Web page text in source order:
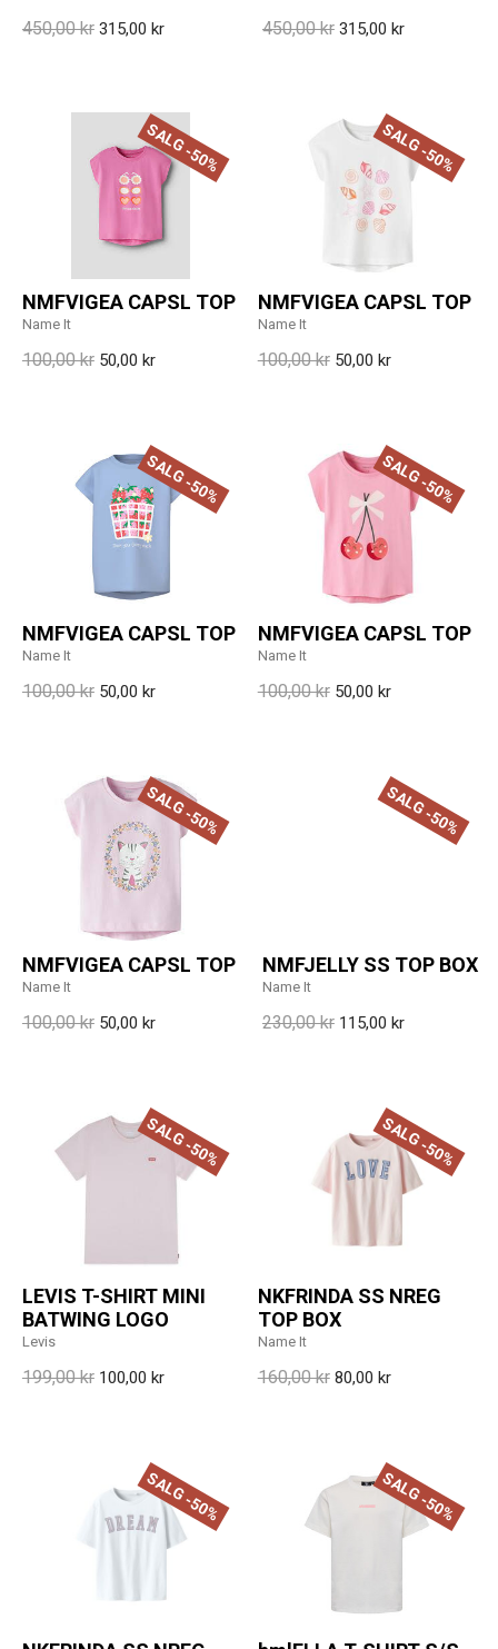
450,00 kr 315,00 kr 450,00 kr 315,00 kr
NMFVIGEA CAPSL TOP
Name It
100,00 kr 50,00 kr
SALG -50%
NMFVIGEA CAPSL TOP
Name It
100,00 kr 50,00 kr
SALG -50%
NMFVIGEA CAPSL TOP
Name It
100,00 kr 50,00 kr
SALG -50%
NMFVIGEA CAPSL TOP
Name It
100,00 kr 50,00 kr
SALG -50%
NMFVIGEA CAPSL TOP
Name It
100,00 kr 50,00 kr
SALG -50%
NMFJELLY SS TOP BOX
Name It
230,00 kr 115,00 kr
SALG -50%
LEVIS T-SHIRT MINI
BATWING LOGO
Levis
199,00 kr 100,00 kr
SALG -50%
NKFRINDA SS NREG
TOP BOX
Name It
160,00 kr 80,00 kr
SALG -50%
SALG -50% SALG -50%